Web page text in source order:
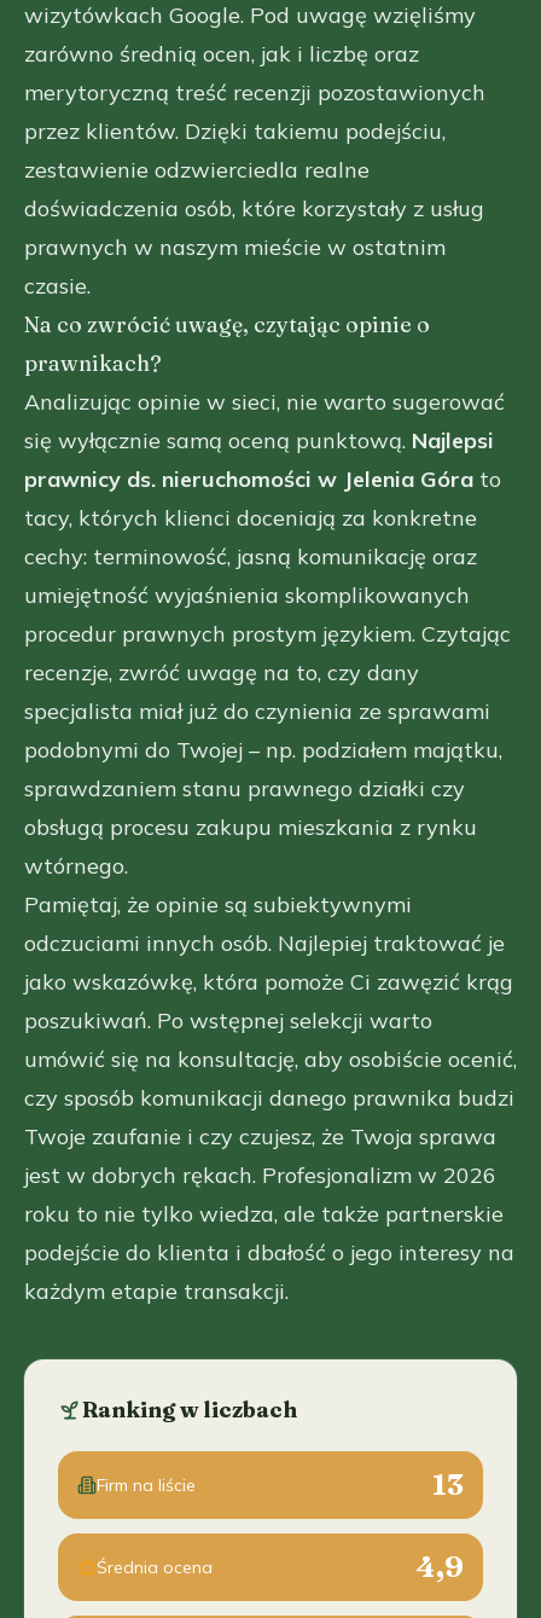
wizytówkach Google. Pod uwagę wzięliśmy
zarówno średnią ocen, jak i liczbę oraz
merytoryczną treść recenzji pozostawionych
przez klientów. Dzięki takiemu podejściu,
zestawienie odzwierciedla realne
doświadczenia osób, które korzystały z usług
prawnych w naszym mieście w ostatnim
czasie.
Na co zwrócić uwagę, czytając opinie o
prawnikach?
Analizując opinie w sieci, nie warto sugerować
się wyłącznie samą oceną punktową. Najlepsi
prawnicy ds. nieruchomości w Jelenia Góra to
tacy, których klienci doceniają za konkretne
cechy: terminowość, jasną komunikację oraz
umiejętność wyjaśnienia skomplikowanych
procedur prawnych prostym językiem. Czytając
recenzje, zwróć uwagę na to, czy dany
specjalista miał już do czynienia ze sprawami
podobnymi do Twojej – np. podziałem majątku,
sprawdzaniem stanu prawnego działki czy
obsługą procesu zakupu mieszkania z rynku
wtórnego.
Pamiętaj, że opinie są subiektywnymi
odczuciami innych osób. Najlepiej traktować je
jako wskazówkę, która pomoże Ci zawęzić krąg
poszukiwań. Po wstępnej selekcji warto
umówić się na konsultację, aby osobiście ocenić,
czy sposób komunikacji danego prawnika budzi
Twoje zaufanie i czy czujesz, że Twoja sprawa
jest w dobrych rękach. Profesjonalizm w 2026
roku to nie tylko wiedza, ale także partnerskie
podejście do klienta i dbałość o jego interesy na
każdym etapie transakcji.
Ranking w liczbach
Firm na liście 13
Średnia ocena 4,9